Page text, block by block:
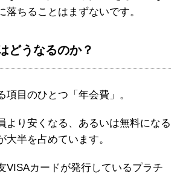
落ちることはまずないです。
どうなるのか？
項目のひとつ「年会費」。
より安くなる、あるいは無料になる
大半を占めています。
VISAカードが発行しているプラチ